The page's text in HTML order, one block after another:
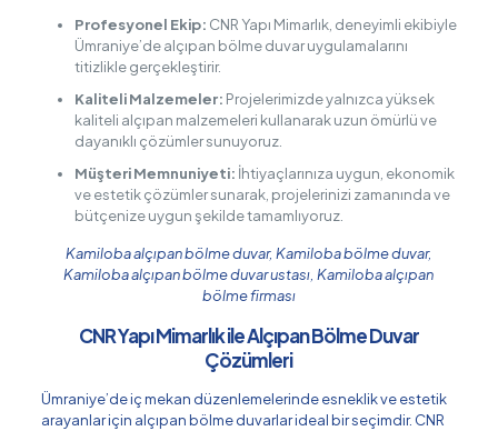
Profesyonel Ekip: CNR Yapı Mimarlık, deneyimli ekibiyle
Ümraniye’de alçıpan bölme duvar uygulamalarını
titizlikle gerçekleştirir.
Kaliteli Malzemeler: Projelerimizde yalnızca yüksek
kaliteli alçıpan malzemeleri kullanarak uzun ömürlü ve
dayanıklı çözümler sunuyoruz.
Müşteri Memnuniyeti: İhtiyaçlarınıza uygun, ekonomik
ve estetik çözümler sunarak, projelerinizi zamanında ve
bütçenize uygun şekilde tamamlıyoruz.
Kamiloba alçıpan bölme duvar, Kamiloba bölme duvar,
Kamiloba alçıpan bölme duvar ustası, Kamiloba alçıpan
bölme firması
CNR Yapı Mimarlık ile Alçıpan Bölme Duvar
Çözümleri
Ümraniye’de iç mekan düzenlemelerinde esneklik ve estetik
arayanlar için alçıpan bölme duvarlar ideal bir seçimdir. CNR